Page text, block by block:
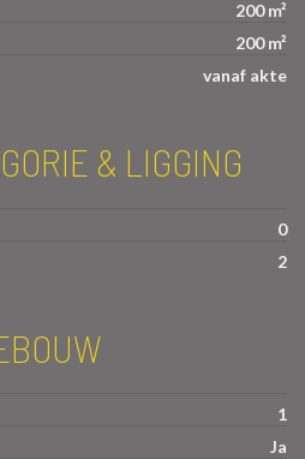
200 m²
200 m²
vanaf akte
& LIGGING
0
2
1
Ja